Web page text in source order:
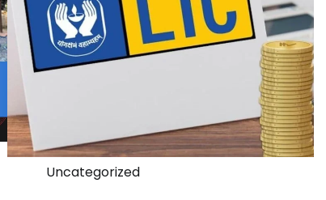
Uncategorized